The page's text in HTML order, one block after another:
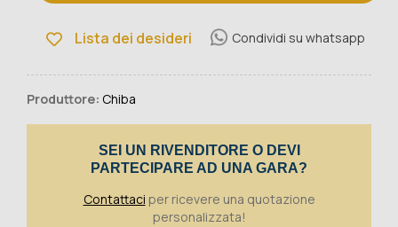
Lista dei desideri Condividi su whatsapp
Produttore: Chiba
SEI UN RIVENDITORE O DEVI
PARTECIPARE AD UNA GARA?
Contattaci per ricevere una quotazione
personalizzata!